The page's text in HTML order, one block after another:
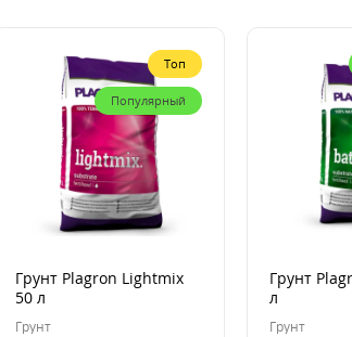
Топ
Популярный
Грунт Plagron Lightmix
50 л
Грунт
Грунт
л
Грунт